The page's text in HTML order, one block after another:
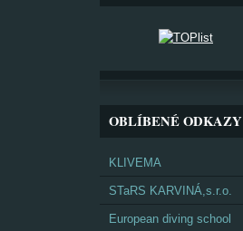
OBLÍBENÉ ODKAZY
KLIVEMA
STaRS KARVINÁ,s.r.o.
European diving school